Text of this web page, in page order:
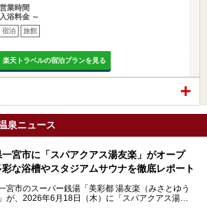
営業時間
入浴料金 ～
宿泊 旅館
楽天トラベルの宿泊プランを見る
泉ニュース
宮市に「スパアクアス湯友楽」がオープ
彩な浴槽やスタジアムサウナを徹底レポート
宮市のスーパー銭湯「美彩都 湯友楽（みさとゆう
が、2026年6月18日（木）に「スパアクアス湯友